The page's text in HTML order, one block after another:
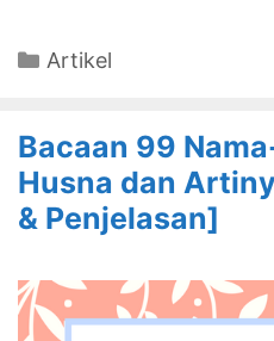
Categories
Artikel
Bacaan 99
Husna dan
& Penjelasan]